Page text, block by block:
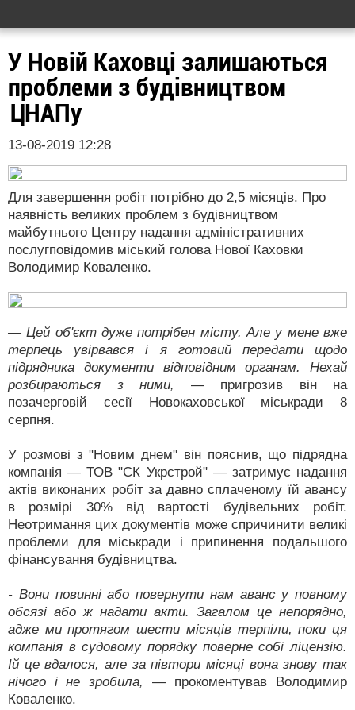
У Новій Каховці залишаються
проблеми з будівництвом
ЦНАПу
13-08-2019 12:28
Для завершення робіт потрібно до 2,5 місяців. Про
наявність великих проблем з будівництвом
майбутнього Центру надання адміністративних
послугповідомив міський голова Нової Каховки
Володимир Коваленко.
— Цей об'єкт дуже потрібен місту. Але у мене вже
терпець увірвався і я готовий передати щодо
підрядника документи відповідним органам. Нехай
розбираються з ними,
— пригрозив він на
позачерговій сесії Новокаховської міськради 8
серпня.
У розмові з "Новим днем" він пояснив, що підрядна
компанія — ТОВ "СК Укрстрой" — затримує надання
актів виконаних робіт за давно сплаченому їй авансу
в розмірі 30% від вартості будівельних робіт.
Неотримання цих документів може спричинити великі
проблеми для міськради і припинення подальшого
фінансування будівництва.
- Вони повинні або повернути нам аванс у повному
обсязі або ж надати акти. Загалом це непорядно,
адже ми протягом шести місяців терпіли, поки ця
компанія в судовому порядку поверне собі ліцензію.
Їй це вдалося, але за півтори місяці вона знову так
нічого і не зробила,
— прокоментував Володимир
Коваленко.